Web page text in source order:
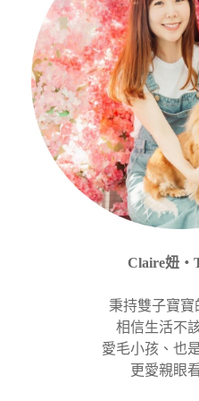
Claire妞
秉持雙子寶寶
相信生活不
愛毛小孩、也
更愛親眼